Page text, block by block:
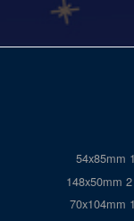
54x85mm
148x50mm
70x104mm